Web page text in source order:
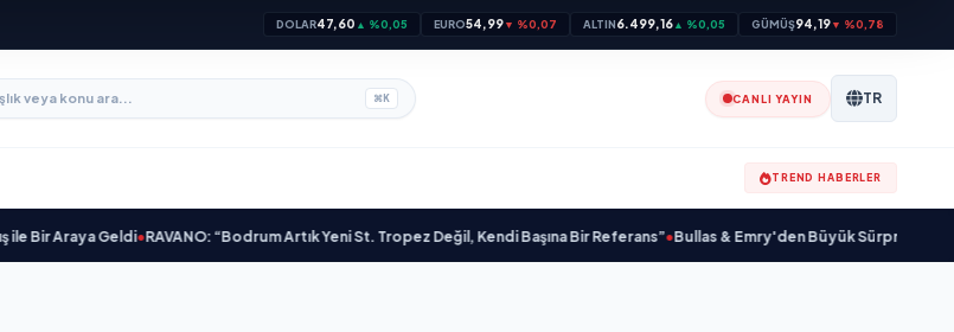
DOLAR47,60 ▲ %0,05 EURO54,99▼ %0,07 ALTIN6.499,16▲ %0,05 GÜMÜŞ94,19▼ %0,78
⌘K CANLI YAYIN TR
TREND HABERLER
Araya Geldi•RAVANO: “Bodrum Artık Yeni St. Tropez Değil, Kendi Başına Bir Referans”•Bullas & Emry'den Büyük Sürpriz! "Kaç